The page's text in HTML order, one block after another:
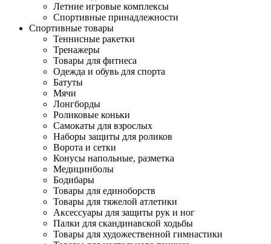
Летние игровые комплексы
Спортивные принадлежности
Спортивные товары
Теннисные ракетки
Тренажеры
Товары для фитнеса
Одежда и обувь для спорта
Батуты
Мячи
Лонгборды
Роликовые коньки
Самокаты для взрослых
Наборы защиты для роликов
Ворота и сетки
Конусы напольные, разметка
Медицинболы
Бодибары
Товары для единоборств
Товары для тяжелой атлетики
Аксессуары для защиты рук и ног
Палки для скандинавской ходьбы
Товары для художественной гимнастики